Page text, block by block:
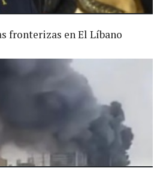
fronterizas en El Líbano